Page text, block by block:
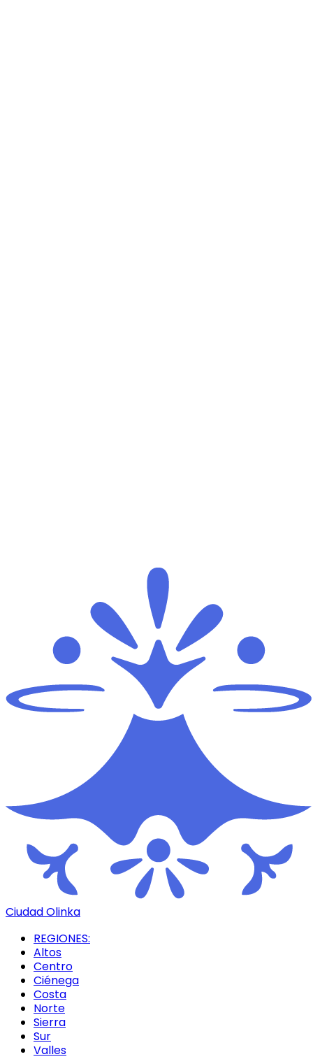
Ciudad Olinka
REGIONES:
Altos
Centro
Ciénega
Costa
Norte
Sierra
Sur
Valles